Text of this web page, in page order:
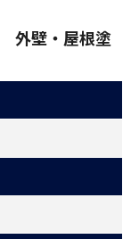
外壁・屋根塗